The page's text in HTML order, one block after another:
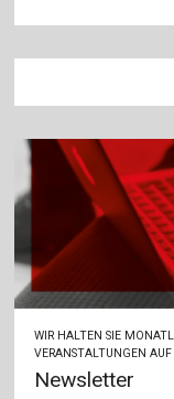
WIR HALTEN SIE
VERANSTALTUNGEN
Newsletter